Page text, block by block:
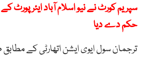
سپریم کورٹ نے نیو اسلام آباد ایئرپورٹ کے
حکم دے دیا
ترجمان سول ایوی ایشن اتھارٹی کے